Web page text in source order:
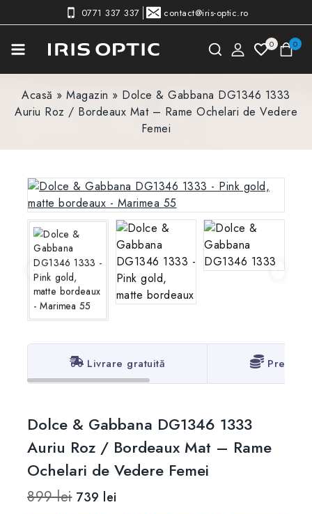
0771 337 337 contact@iris-optic.ro
0 0
Acasă »Magazin » Dolce & Gabbana DG1346 1333
Auriu Roz / Bordeaux Mat – Rame Ochelari de Vedere
Femei
Livrare gratuită Prețuri
Dolce & Gabbana DG1346 1333
Auriu Roz / Bordeaux Mat – Rame
Ochelari de Vedere Femei
899lei 739 lei
8 produse vândute în ultimele 17 ore